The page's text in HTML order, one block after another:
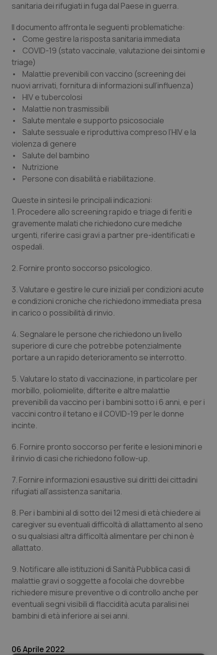
Calabria
Campania
Emilia-Romagna
Friuli Venezia Giulia
Lazio
Liguria
Lombardia
Molise
Piemonte
Provincia Autonoma di Bolzano
Provincia Autonoma di Trento
Puglia
Sardegna
Sicilia
Toscana
Umbria
Veneto
Asma & BPCO
Car-T
Colesterolo & coronaropatie
Dermatite Atopica
Diabete & glucometri
Disturbi dell’umore
Dolore
Epatiti
HIV
Infezioni & Febbre
Ipertensione & Scompenso
Malattie rare
Malattia di Crohn & Rettocolite Ulcerosa
Neuroscienze & patologie neurodegenerative
Obesità
Oftalmologia
Oncoematologia
Oncologia & Nutrizione
Psoriasi & pelle
Quotidiano Cardiologia
Quotidiano Chirurgia
Quotidiano Oncologia
Quotidiano Pediatria
sanitaria dei rifugiati in fuga dal Paese in guerra.
Il documento affronta le seguenti problematiche:
• Come gestire la risposta sanitaria immediata
• COVID-19 (stato vaccinale, valutazione dei sintomi e
triage)
• Malattie prevenibili con vaccino (screening dei
nuovi arrivati, fornitura di informazioni sull’influenza)
• HIV e tubercolosi
• Malattie non trasmissibili
• Salute mentale e supporto psicosociale
• Salute sessuale e riproduttiva compreso l’HIV e la
violenza di genere
• Salute del bambino
• Nutrizione
• Persone con disabilità e riabilitazione.
Queste in sintesi le principali indicazioni:
1. Procedere allo screening rapido e triage di feriti e
gravemente malati che richiedono cure mediche
urgenti, riferire casi gravi a partner pre-identificati e
ospedali.
2. Fornire pronto soccorso psicologico.
3. Valutare e gestire le cure iniziali per condizioni acute
e condizioni croniche che richiedono immediata presa
in carico o possibilità di rinvio.
4. Segnalare le persone che richiedono un livello
superiore di cure che potrebbe potenzialmente
portare a un rapido deterioramento se interrotto.
5. Valutare lo stato di vaccinazione, in particolare per
morbillo, poliomielite, difterite e altre malattie
prevenibili da vaccino per i bambini sotto i 6 anni, e per i
vaccini contro il tetano e il COVID-19 per le donne
incinte.
6. Fornire pronto soccorso per ferite e lesioni minori e
il rinvio di casi che richiedono follow-up.
7. Fornire informazioni esaustive sui diritti dei cittadini
rifugiati all’assistenza sanitaria.
8. Per i bambini al di sotto dei 12 mesi di età chiedere ai
caregiver su eventuali difficoltà di allattamento al seno
o su qualsiasi altra difficoltà alimentare per chi non è
allattato.
9. Notificare alle istituzioni di Sanità Pubblica casi di
malattie gravi o soggette a focolai che dovrebbe
richiedere misure preventive o di controllo anche per
eventuali segni visibili di flaccidità acuta paralisi nei
bambini di età inferiore ai sei anni.
06 Aprile 2022